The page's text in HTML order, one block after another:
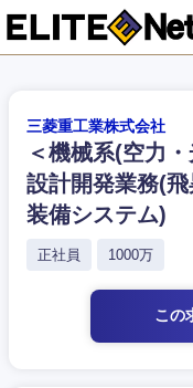
三菱重工業株式会社
＜機械系(空力
設計開発業務(
装備システム)
正社員 1000万
この